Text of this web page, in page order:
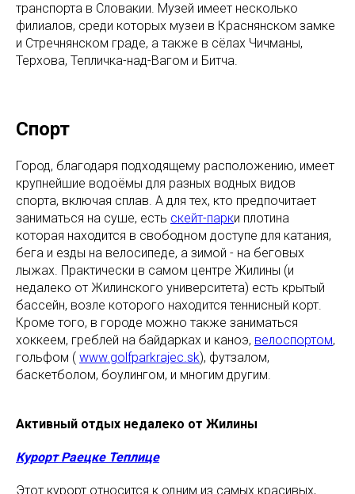
транспорта в Словакии. Музей имеет несколько
филиалов, среди которых музеи в Краснянском замке
и Стречнянском граде, а также в сёлах Чичманы,
Терхова, Тепличка-над-Вагом и Битча.
Спорт
Город, благодаря подходящему расположению, имеет
крупнейшие водоёмы для разных водных видов
спорта, включая сплав. А для тех, кто предпочитает
заниматься на суше, есть скейт-парки плотина
которая находится в свободном доступе для катания,
бега и езды на велосипеде, а зимой - на беговых
лыжах. Практически в самом центре Жилины (и
недалеко от Жилинского университета) есть крытый
бассейн, возле которого находится теннисный корт.
Кроме того, в городе можно также заниматься
хоккеем, греблей на байдарках и каноэ, велоспортом,
гольфом ( www.golfparkrajec.sk), футзалом,
баскетболом, боулингом, и многим другим.
Активный отдых недалеко от Жилины
Курорт Раецке Теплице
Этот курорт относится к одним из самых красивых,